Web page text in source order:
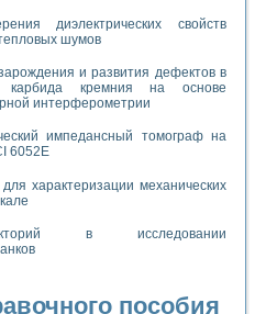
диэлектрических свойств
шумов
и развития дефектов в
карбида кремния на основе
интерферометрии
импедансный томограф на
6052E
характеризации механических
в исследовании
пособия